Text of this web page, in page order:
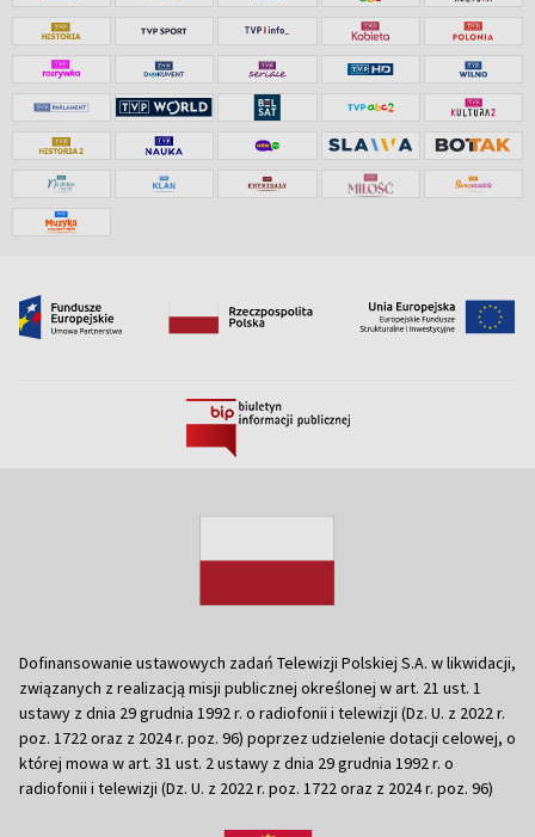
Dofinansowanie ustawowych zadań Telewizji Polskiej S.A. w likwidacji,
związanych z realizacją misji publicznej określonej w art. 21 ust. 1
ustawy z dnia 29 grudnia 1992 r. o radiofonii i telewizji (Dz. U. z 2022 r.
poz. 1722 oraz z 2024 r. poz. 96) poprzez udzielenie dotacji celowej, o
której mowa w art. 31 ust. 2 ustawy z dnia 29 grudnia 1992 r. o
radiofonii i telewizji (Dz. U. z 2022 r. poz. 1722 oraz z 2024 r. poz. 96)